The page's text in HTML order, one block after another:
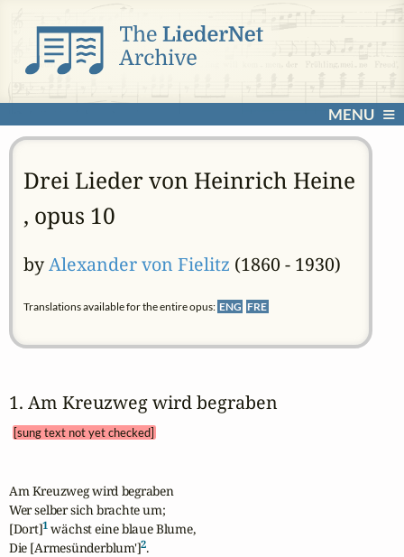
MENU
Drei Lieder von Heinrich Heine
, opus 10
byAlexander von Fielitz (1860 - 1930)
Translations available for the entire opus: ENG FRE
1. Am Kreuzweg wird begraben
[sung text not yet checked]
Am Kreuzweg wird begraben
Wer selber sich brachte um;
[Dort]1 wächst eine blaue Blume,
Die [Armesünderblum']2.